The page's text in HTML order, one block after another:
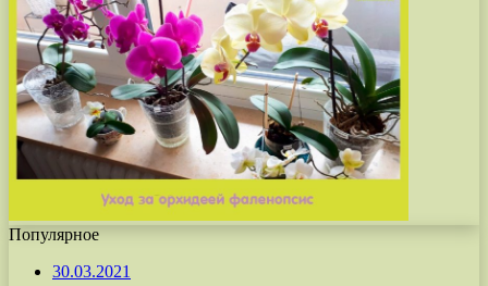
Популярное
30.03.2021